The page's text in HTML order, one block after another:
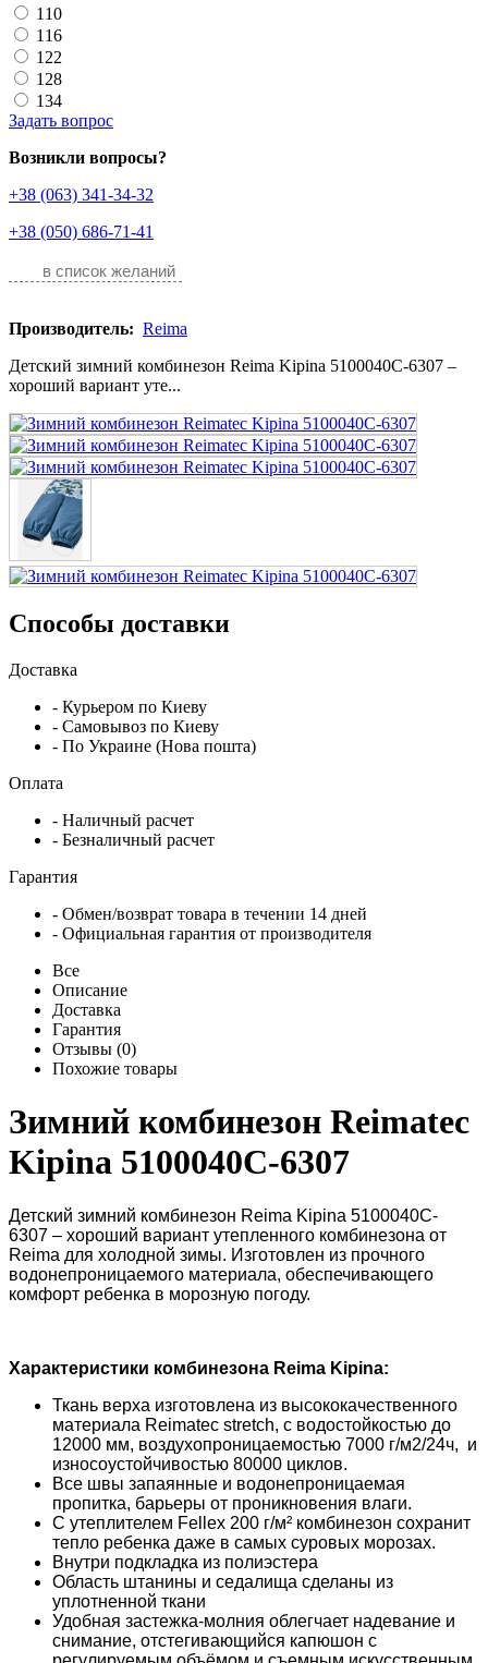
110
116
122
128
134
Задать вопрос
Возникли вопросы?
+38 (063) 341-34-32
+38 (050) 686-71-41
в список желаний
Производитель: Reima
Детский зимний комбинезон Reimа Kipina 5100040C-6307 –
хороший вариант уте...
Способы доставки
Доставка
- Курьером по Киеву
- Самовывоз по Киеву
- По Украине (Нова пошта)
Оплата
- Наличный расчет
- Безналичный расчет
Гарантия
- Обмен/возврат товара в течении 14 дней
- Официальная гарантия от производителя
Все
Описание
Доставка
Гарантия
Отзывы (0)
Похожие товары
Зимний комбинезон Reimatec
Kipina 5100040C-6307
Детский зимний комбинезон Reimа Kipina 5100040C-
6307 – хороший вариант утепленного комбинезона от
Reima для холодной зимы. Изготовлен из прочного
водонепроницаемого материала, обеспечивающего
комфорт ребенка в морозную погоду.
Характеристики комбинезона Reima Kipina:
Ткань верха изготовлена из высококачественного
материала Reimatec stretch, с водостойкостью до
12000 мм, воздухопроницаемостью 7000 г/м2/24ч, и
износоустойчивостью 80000 циклов.
Все швы запаянные и водонепроницаемая
пропитка, барьеры от проникновения влаги.
С утеплителем Fellex 200 г/м² комбинезон сохранит
тепло ребенка даже в самых суровых морозах.
Внутри подкладка из полиэстера
Область штанины и седалища сделаны из
уплотненной ткани
Удобная застежка-молния облегчает надевание и
снимание, отстегивающийся капюшон с